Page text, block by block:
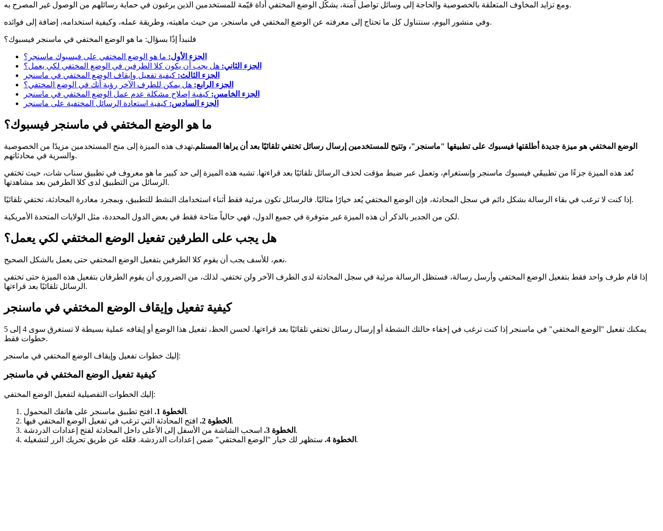
ومع تزايد المخاوف المتعلقة بالخصوصية والحاجة إلى وسائل تواصل آمنة، يشكّل الوضع المختفي أداة قيّمة للمستخدمين الذين يرغبون في حماية رسائلهم من الوصول غير المصرح به.
وفي منشور اليوم، سنتناول كل ما تحتاج إلى معرفته عن الوضع المختفي في ماسنجر، من حيث ماهيته، وطريقة عمله، وكيفية استخدامه، إضافة إلى فوائده.
فلنبدأ إذًا بسؤال: ما هو الوضع المختفي في ماسنجر فيسبوك؟
الجزء الأول: ما هو الوضع المختفي على فيسبوك ماسنجر؟
الجزء الثاني: هل يجب أن يكون كلا الطرفين في الوضع المختفي لكي يعمل؟
الجزء الثالث: كيفية تفعيل وإيقاف الوضع المختفي في ماسنجر
الجزء الرابع: هل يمكن للطرف الآخر رؤية أنك في الوضع المختفي؟
الجزء الخامس: كيفية إصلاح مشكلة عدم عمل الوضع المختفي في ماسنجر
الجزء السادس: كيفية استعادة الرسائل المختفية على ماسنجر
ما هو الوضع المختفي في ماسنجر فيسبوك؟
الوضع المختفي هو ميزة جديدة أطلقتها فيسبوك على تطبيقها "ماسنجر"، وتتيح للمستخدمين إرسال رسائل تختفي تلقائيًا بعد أن يراها المستلم.تهدف هذه الميزة إلى منح المستخدمين مزيدًا من الخصوصية
والسرية في محادثاتهم.
تُعد هذه الميزة جزءًا من تطبيقَي فيسبوك ماسنجر وإنستغرام، وتعمل عبر ضبط مؤقت لحذف الرسائل تلقائيًا بعد قراءتها. تشبه هذه الميزة إلى حد كبير ما هو معروف في تطبيق سناب شات، حيث تختفي
الرسائل من التطبيق لدى كلا الطرفين بعد مشاهدتها.
إذا كنت لا ترغب في بقاء الرسالة بشكل دائم في سجل المحادثة، فإن الوضع المختفي يُعد خيارًا مثاليًا. فالرسائل تكون مرئية فقط أثناء استخدامك النشط للتطبيق، وبمجرد مغادرة المحادثة، تختفي تلقائيًا.
لكن من الجدير بالذكر أن هذه الميزة غير متوفرة في جميع الدول، فهي حالياً متاحة فقط في بعض الدول المحددة، مثل الولايات المتحدة الأمريكية.
هل يجب على الطرفين تفعيل الوضع المختفي لكي يعمل؟
نعم، للأسف يجب أن يقوم كلا الطرفين بتفعيل الوضع المختفي حتى يعمل بالشكل الصحيح.
إذا قام طرف واحد فقط بتفعيل الوضع المختفي وأرسل رسالة، فستظل الرسالة مرئية في سجل المحادثة لدى الطرف الآخر ولن تختفي. لذلك، من الضروري أن يقوم الطرفان بتفعيل هذه الميزة حتى تختفي
الرسائل تلقائيًا بعد قراءتها.
كيفية تفعيل وإيقاف الوضع المختفي في ماسنجر
يمكنك تفعيل "الوضع المختفي" في ماسنجر إذا كنت ترغب في إخفاء حالتك النشطة أو إرسال رسائل تختفي تلقائيًا بعد قراءتها. لحسن الحظ، تفعيل هذا الوضع أو إيقافه عملية بسيطة لا تستغرق سوى 4 إلى 5
خطوات فقط.
إليك خطوات تفعيل وإيقاف الوضع المختفي في ماسنجر:
كيفية تفعيل الوضع المختفي في ماسنجر
إليك الخطوات التفصيلية لتفعيل الوضع المختفي:
الخطوة 1. افتح تطبيق ماسنجر على هاتفك المحمول.
الخطوة 2. افتح المحادثة التي ترغب في تفعيل الوضع المختفي فيها.
الخطوة 3. اسحب الشاشة من الأسفل إلى الأعلى داخل المحادثة لفتح إعدادات الدردشة.
الخطوة 4. ستظهر لك خيار "الوضع المختفي" ضمن إعدادات الدردشة. فعّله عن طريق تحريك الزر لتشغيله.